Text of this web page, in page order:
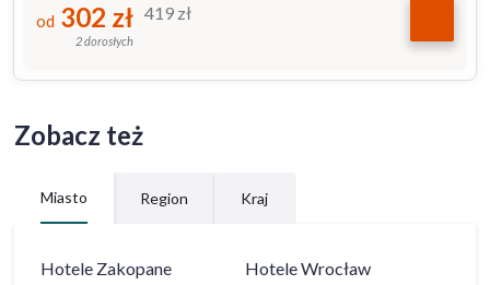
419 zł
od 302 zł
2 dorosłych
Zobacz też
Miasto Region Kraj
Hotele Zakopane HoteleWrocław